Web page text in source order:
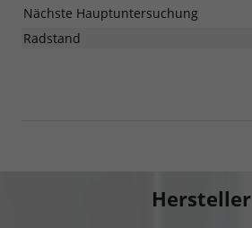
Nächste Hauptuntersuchung
Radstand
Hersteller